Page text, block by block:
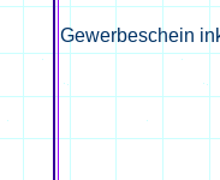
Gewerbeschein